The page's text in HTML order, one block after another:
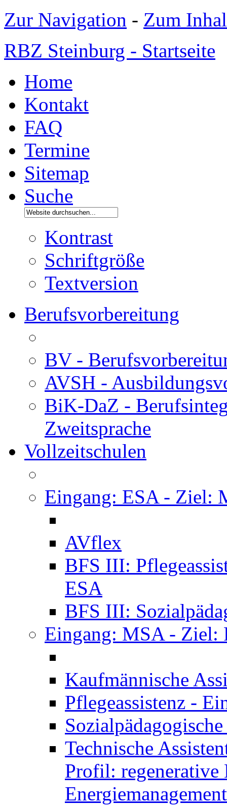
Zur Navigation - Zum
RBZ Steinburg - Startseite
Home
Kontakt
FAQ
Termine
Sitemap
Suche
Kontrast
Schriftgröße
Textversion
Berufsvorbereitung
BV -
AVSH -
BiK-DaZ -
Zweitsprache
Vollzeitschulen
Eingang: ESA - Ziel:
AVflex
BFS III:
ESA
BFS III:
Eingang: MSA - Ziel:
Kaufmännische
Pflegeassistenz -
Technische
Profil: regenerative
Energiemanagement